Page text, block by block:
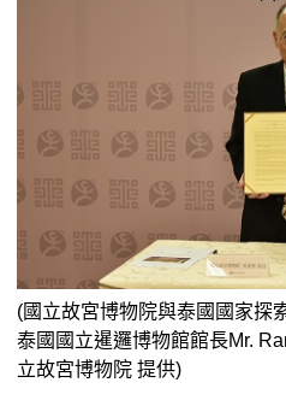
(國立故宮博物院與泰國國家探
泰國國立暹邏博物館館長Mr.
立故宮博物院 提供)